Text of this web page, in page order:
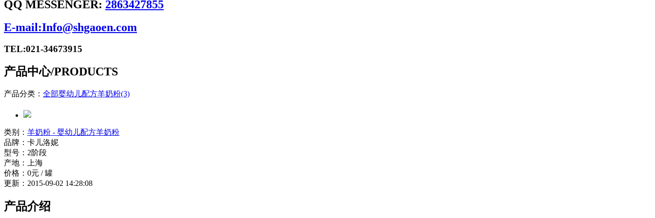
QQ MESSENGER: 2863427855
E-mail:Info@shgaoen.com
TEL:021-34673915
产品中心/PRODUCTS
产品分类： 全部婴幼儿配方羊奶粉(3)
类别： 羊奶粉 - 婴幼儿配方羊奶粉
品牌： 卡儿洛妮
型号： 2阶段
产地：
上海
价格： 0元 / 罐
更新： 2015-09-02 14:28:08
产品介绍